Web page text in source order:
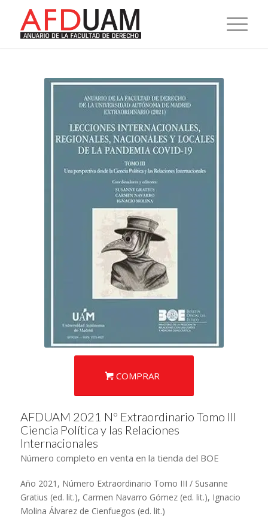
COMPRAR
AFDUAM 2021 Nº Extraordinario Tomo III
Ciencia Política y las Relaciones
Internacionales
Número completo en venta en la tienda del BOE
Año 2021, Número Extraordinario Tomo III / Susanne
Gratius (ed. lit.), Carmen Navarro Gómez (ed. lit.), Ignacio
Molina Álvarez de Cienfuegos (ed. lit.)